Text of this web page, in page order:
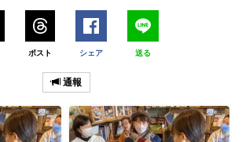
ポスト シェア 送る
通報